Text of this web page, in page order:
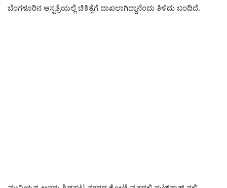
ಬೆಂಗಳೂರಿನ ಆಸ್ಪತ್ರೆಯಲ್ಲಿ ಚಿಕಿತ್ಸೆಗೆ ದಾಖಲಾಗಿದ್ದಾನೆಂದು ತಿಳಿದು ಬಂದಿದೆ.